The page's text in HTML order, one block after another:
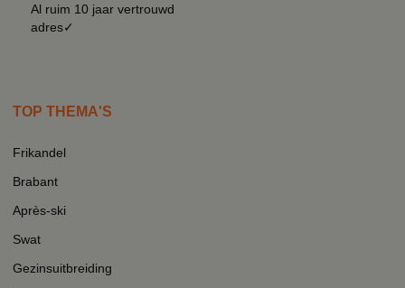
Al ruim 10 jaar vertrouwd
adres✓
TOP THEMA'S
Frikandel
Brabant
Après-ski
Swat
Gezinsuitbreiding